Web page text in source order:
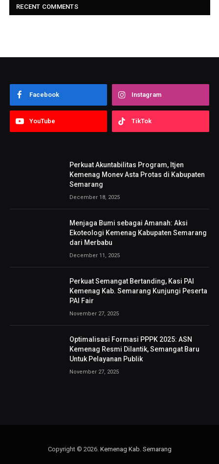
RECENT COMMENTS
Facebook Instagram
YouTube TikTok
Perkuat Akuntabilitas Program, Itjen
Kemenag Monev Asta Protas di Kabupaten
Semarang
December 18, 2025
Menjaga Bumi sebagai Amanah: Aksi
Ekoteologi Kemenag Kabupaten Semarang
dari Merbabu
December 11, 2025
Perkuat Semangat Bertanding, Kasi PAI
Kemenag Kab. Semarang Kunjungi Peserta
PAI Fair
November 27, 2025
Optimalisasi Formasi PPPK 2025: ASN
Kemenag Resmi Dilantik, Semangat Baru
Untuk Pelayanan Publik
November 27, 2025
Copyright © 2026. Kemenag Kab. Semarang